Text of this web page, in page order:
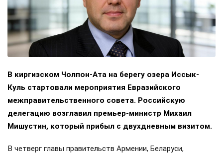
В киргизском Чолпон-Ата на берегу озера Иссык-
Куль стартовали мероприятия Евразийского
межправительственного совета. Российскую
делегацию возглавил премьер-министр Михаил
Мишустин, который прибыл с двухдневным визитом.
В четверг главы правительств Армении, Беларуси,